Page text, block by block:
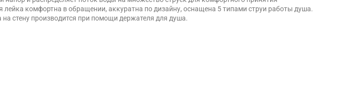
лейка комфортна в обращении, аккуратна по дизайну, оснащена 5 типами струи работы душа.
стену производится при помощи держателя для душа.